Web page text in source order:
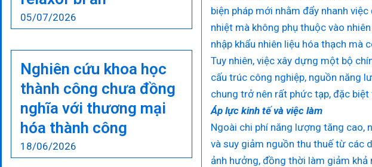
05/07/2026
Nghiên cứu khoa học
thành công chưa đồng
nghĩa với thương mại
hóa thành công
18/06/2026
biện pháp mới nhằm đẩy nhanh
nhiệt mà không phụ thuộc vào
nhập khẩu nhiên liệu hóa thạch mà
Tuy nhiên, việc xây dựng một bộ
cấu trúc công nghiệp, nguồn năng
chung trở nên rất phức tạp, đặc
Áp lực kinh tế và việc làm
Ngoài chi phí năng lượng tăng cao,
và suy giảm nguồn thu thuế từ các
ảnh hưởng, đồng thời làm giảm